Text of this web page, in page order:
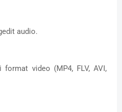
audio.
format video (MP4, FLV, AVI,